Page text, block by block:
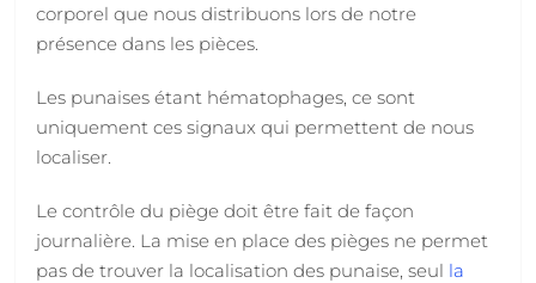
corporel que nous distribuons lors de notre
présence dans les pièces.
Les punaises étant hématophages, ce sont
uniquement ces signaux qui permettent de nous
localiser.
Le contrôle du piège doit être fait de façon
journalière. La mise en place des pièges ne permet
pas de trouver la localisation des punaise, seul la